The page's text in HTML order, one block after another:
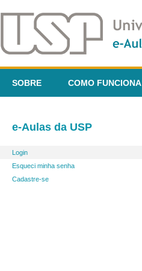
SOBRE COMO FUNCIONA
e-Aulas da USP
Login
Esqueci minha senha
Cadastre-se